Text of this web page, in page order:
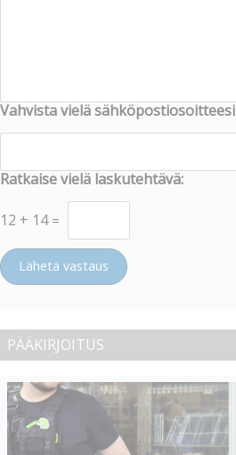
Vahvista vielä sähköpostiosoitteesi
Ratkaise vielä laskutehtävä:
12 + 14 =
Lähetä vastaus
PÄÄKIRJOITUS